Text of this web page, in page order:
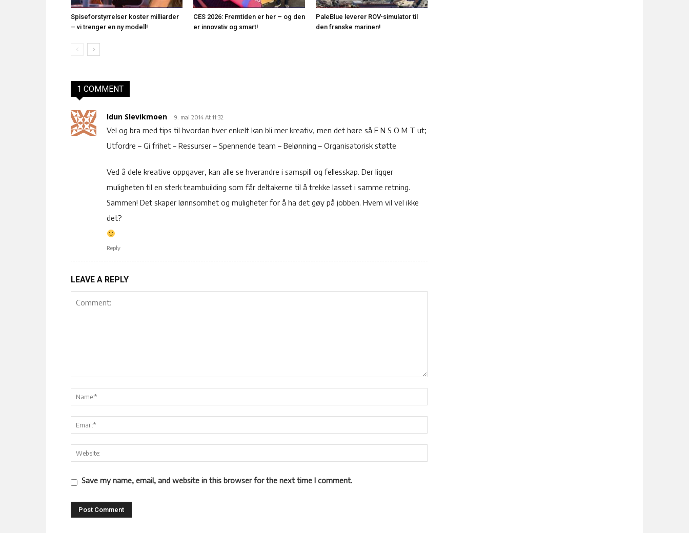
Spiseforstyrrelser koster milliarder
– vi trenger en ny modell!
CES 2026: Fremtiden er her – og den
er innovativ og smart!
PaleBlue leverer ROV-simulator til
den franske marinen!
1 COMMENT
Idun Slevikmoen 9. mai 2014 At 11:32
Vel og bra med tips til hvordan hver enkelt kan bli mer kreativ, men det høre så E N S O M T ut;
Utfordre – Gi frihet – Ressurser – Spennende team – Belønning – Organisatorisk støtte
Ved å dele kreative oppgaver, kan alle se hverandre i samspill og fellesskap. Der ligger
muligheten til en sterk teambuilding som får deltakerne til å trekke lasset i samme retning.
Sammen! Det skaper lønnsomhet og muligheter for å ha det gøy på jobben. Hvem vil vel ikke
det?
Reply
LEAVE A REPLY
Save my name, email, and website in this browser for the next time I comment.